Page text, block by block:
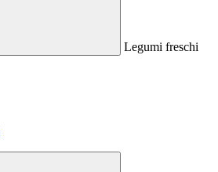
Legumi freschi